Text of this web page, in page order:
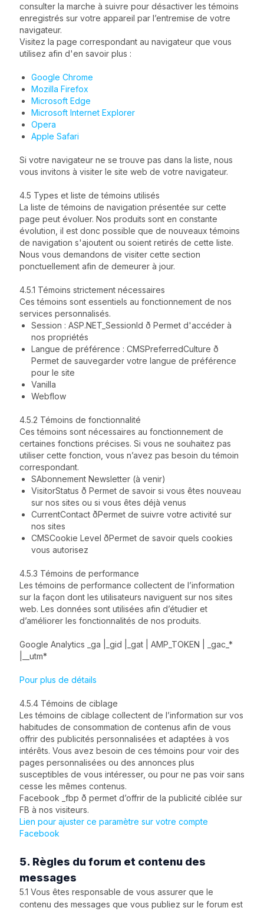
consulter la marche à suivre pour désactiver les témoins
enregistrés sur votre appareil par l’entremise de votre
navigateur.
Visitez la page correspondant au navigateur que vous
utilisez afin d'en savoir plus :
Google Chrome
Mozilla Firefox
Microsoft Edge
Microsoft Internet Explorer
Opera
Apple Safari
Si votre navigateur ne se trouve pas dans la liste, nous
vous invitons à visiter le site web de votre navigateur.
4.5 Types et liste de témoins utilisés
La liste de témoins de navigation présentée sur cette
page peut évoluer. Nos produits sont en constante
évolution, il est donc possible que de nouveaux témoins
de navigation s'ajoutent ou soient retirés de cette liste.
Nous vous demandons de visiter cette section
ponctuellement afin de demeurer à jour.
4.5.1 Témoins strictement nécessaires
Ces témoins sont essentiels au fonctionnement de nos
services personnalisés.
Session : ASP.NET_SessionId ð Permet d'accéder à
nos propriétés
Langue de préférence : CMSPreferredCulture ð
Permet de sauvegarder votre langue de préférence
pour le site
Vanilla
Webflow
4.5.2 Témoins de fonctionnalité
Ces témoins sont nécessaires au fonctionnement de
certaines fonctions précises. Si vous ne souhaitez pas
utiliser cette fonction, vous n’avez pas besoin du témoin
correspondant.
SAbonnement Newsletter (à venir)
VisitorStatus ð Permet de savoir si vous êtes nouveau
sur nos sites ou si vous êtes déjà venus
CurrentContact ðPermet de suivre votre activité sur
nos sites
CMSCookie Level ðPermet de savoir quels cookies
vous autorisez
4.5.3 Témoins de performance
Les témoins de performance collectent de l’information
sur la façon dont les utilisateurs naviguent sur nos sites
web. Les données sont utilisées afin d’étudier et
d’améliorer les fonctionnalités de nos produits.
Google Analytics _ga |_gid |_gat | AMP_TOKEN | _gac_*
|__utm*
Pour plus de détails
4.5.4 Témoins de ciblage
Les témoins de ciblage collectent de l’information sur vos
habitudes de consommation de contenus afin de vous
offrir des publicités personnalisées et adaptées à vos
intérêts. Vous avez besoin de ces témoins pour voir des
pages personnalisées ou des annonces plus
susceptibles de vous intéresser, ou pour ne pas voir sans
cesse les mêmes contenus.
Facebook _fbp ð permet d’offrir de la publicité ciblée sur
FB à nos visiteurs.
Lien pour ajuster ce paramètre sur votre compte
Facebook
5. Règles du forum et contenu des
messages
5.1 Vous êtes responsable de vous assurer que le
contenu des messages que vous publiez sur le forum est